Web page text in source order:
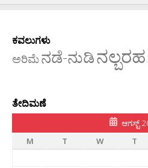
ಕವಲುಗಳು
ಅರಿಮೆನಡೆ-ನುಡಿನಲ್ಬರಹ
ತೇದಿಮಣೆ
ಆಗಸ್ಟ್
M
T W T